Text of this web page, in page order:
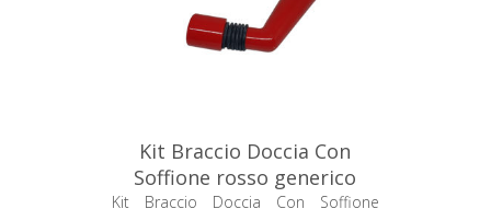
Kit Braccio Doccia Con
Soffione rosso generico
22313504
Kit Braccio Doccia Con Soffione